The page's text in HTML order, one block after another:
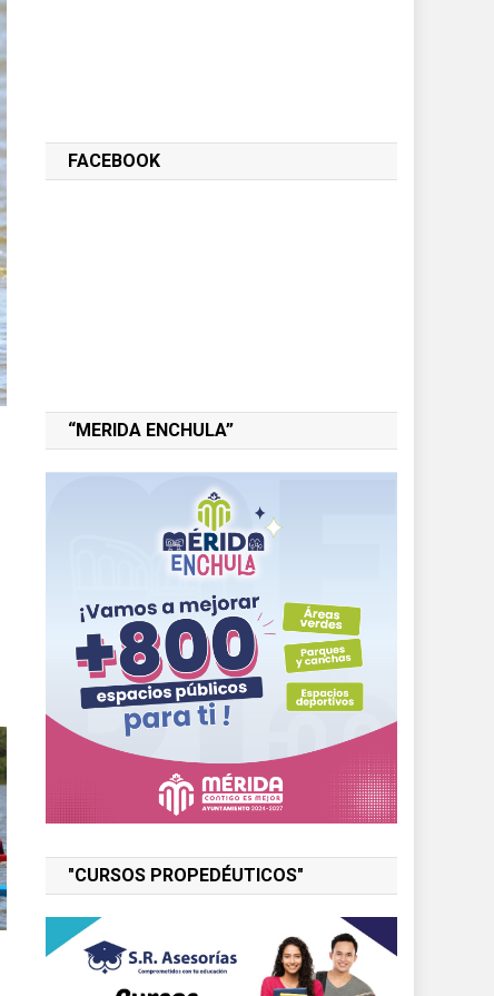
FACEBOOK
“MERIDA ENCHULA”
"CURSOS PROPEDÉUTICOS"